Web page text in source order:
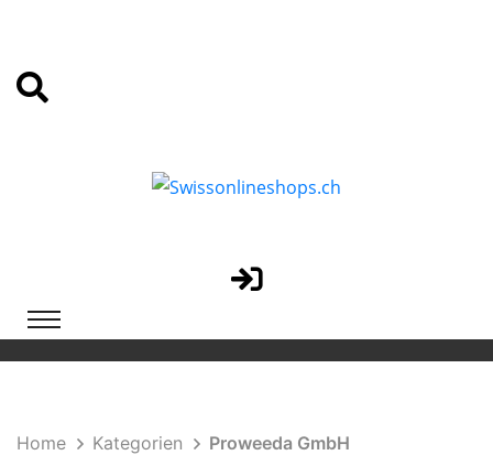
Home Kategorien
Proweeda GmbH